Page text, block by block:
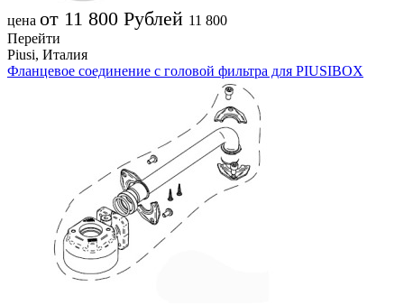
цена от 11 800 Рублей 11 800
Перейти
Piusi, Италия
Фланцевое соединение с головой фильтра для PIUSIBOX